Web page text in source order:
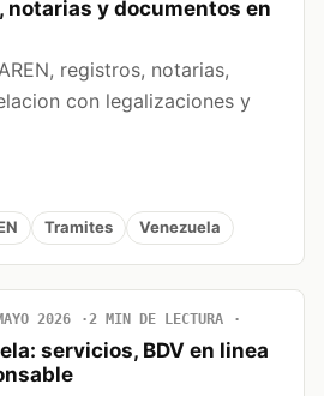
notarias y documentos en
registros, notarias,
con legalizaciones y
Tramites Venezuela
2026 2 MIN DE LECTURA
servicios, BDV en linea